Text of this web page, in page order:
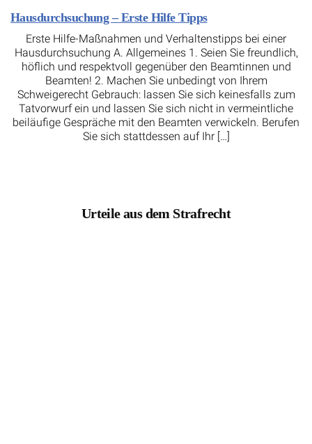
Hausdurchsuchung – Erste Hilfe Tipps
Erste Hilfe-Maßnahmen und Verhaltenstipps bei einer
Hausdurchsuchung A. Allgemeines 1. Seien Sie freundlich,
höflich und respektvoll gegenüber den Beamtinnen und
Beamten! 2. Machen Sie unbedingt von Ihrem
Schweigerecht Gebrauch: lassen Sie sich keinesfalls zum
Tatvorwurf ein und lassen Sie sich nicht in vermeintliche
beiläufige Gespräche mit den Beamten verwickeln. Berufen
Sie sich stattdessen auf Ihr […]
Urteile aus dem Strafrecht